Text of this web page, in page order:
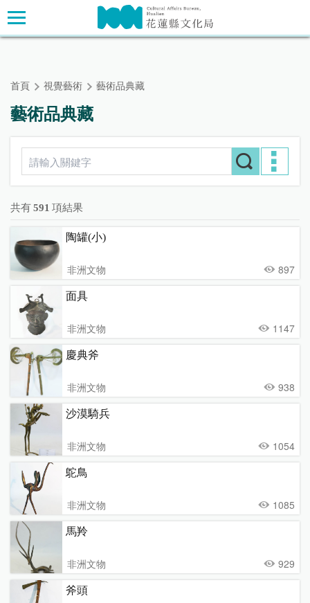
跳
到
主
主要內容區塊
首頁 視覺藝術 藝術品典藏
藝術品典藏
共有 591 項結果
陶罐(小)
非洲文物 897
面具
非洲文物 1147
慶典斧
非洲文物 938
沙漠騎兵
非洲文物 1054
鴕鳥
非洲文物 1085
馬羚
非洲文物 929
斧頭